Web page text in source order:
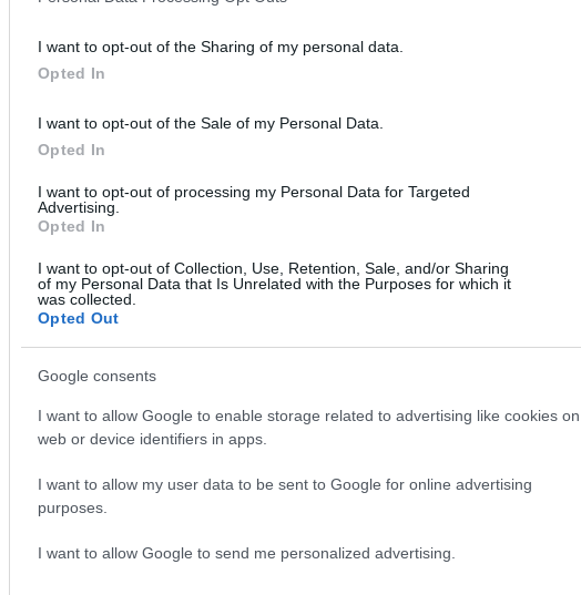
I want to opt-out of the Sharing of my personal data.
Opted In
I want to opt-out of the Sale of my Personal Data.
Opted In
I want to opt-out of processing my Personal Data for Targeted
Advertising.
Opted In
I want to opt-out of Collection, Use, Retention, Sale, and/or Sharing
of my Personal Data that Is Unrelated with the Purposes for which it
was collected.
Opted Out
Google consents
I want to allow Google to enable storage related to advertising like cookies on
web or device identifiers in apps.
I want to allow my user data to be sent to Google for online advertising
purposes.
I want to allow Google to send me personalized advertising.